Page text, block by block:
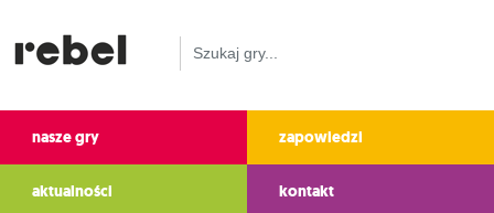
nasze gry zapowiedzi
aktualności kontakt